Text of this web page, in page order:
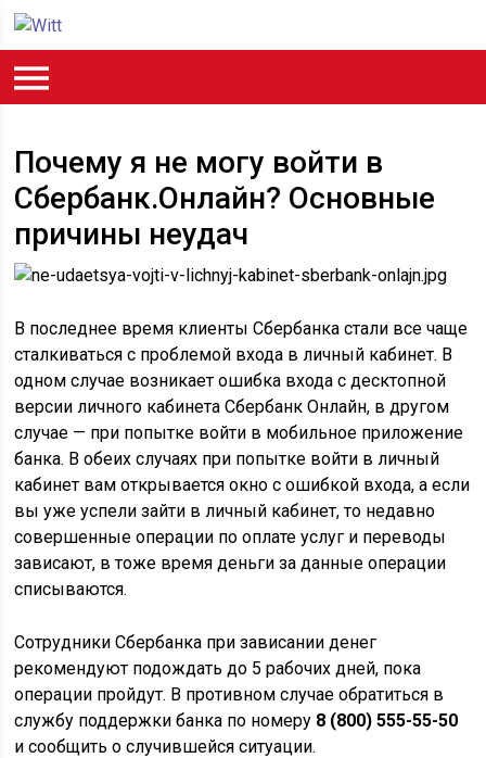
Почему я не могу войти в
Сбербанк.Онлайн? Основные
причины неудач
В последнее время клиенты Сбербанка стали все чаще
сталкиваться с проблемой входа в личный кабинет. В
одном случае возникает ошибка входа с десктопной
версии личного кабинета Сбербанк Онлайн, в другом
случае — при попытке войти в мобильное приложение
банка. В обеих случаях при попытке войти в личный
кабинет вам открывается окно с ошибкой входа, а если
вы уже успели зайти в личный кабинет, то недавно
совершенные операции по оплате услуг и переводы
зависают, в тоже время деньги за данные операции
списываются.
Сотрудники Сбербанка при зависании денег
рекомендуют подождать до 5 рабочих дней, пока
операции пройдут. В противном случае обратиться в
службу поддержки банка по номеру 8 (800) 555-55-50
и сообщить о случившейся ситуации.